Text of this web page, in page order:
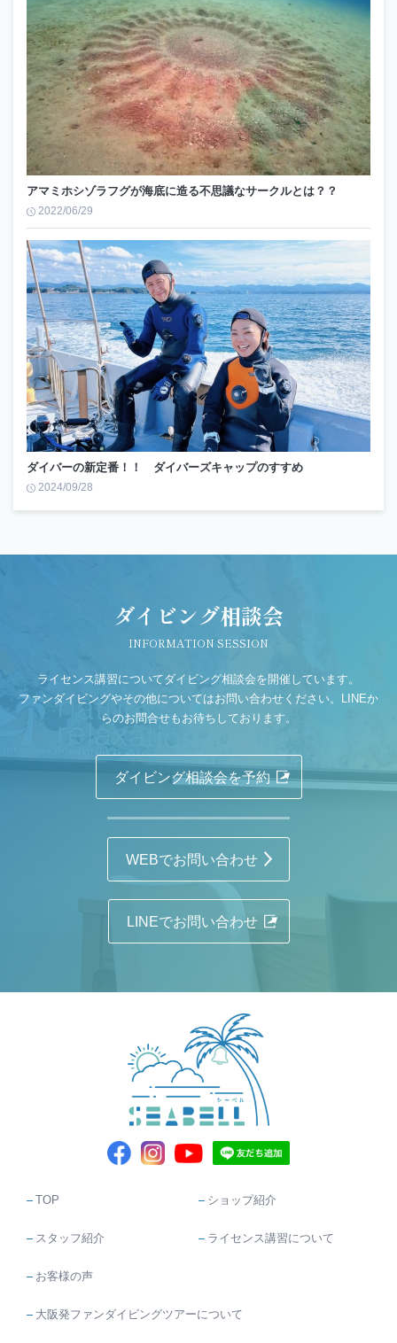
アマミホシゾラフグが海底に造る不思議なサークルとは？？
2022/06/29
ダイバーの新定番！！ ダイバーズキャップのすすめ
2024/09/28
ダイビング相談会
INFORMATION SESSION
ライセンス講習についてダイビング相談会を開催しています。
ファンダイビングやその他についてはお問い合わせください。LINEか
らのお問合せもお待ちしております。
ダイビング相談会を予約
WEBでお問い合わせ
LINEでお問い合わせ
TOP ショップ紹介
スタッフ紹介 ライセンス講習について
お客様の声
大阪発ファンダイビングツアーについて